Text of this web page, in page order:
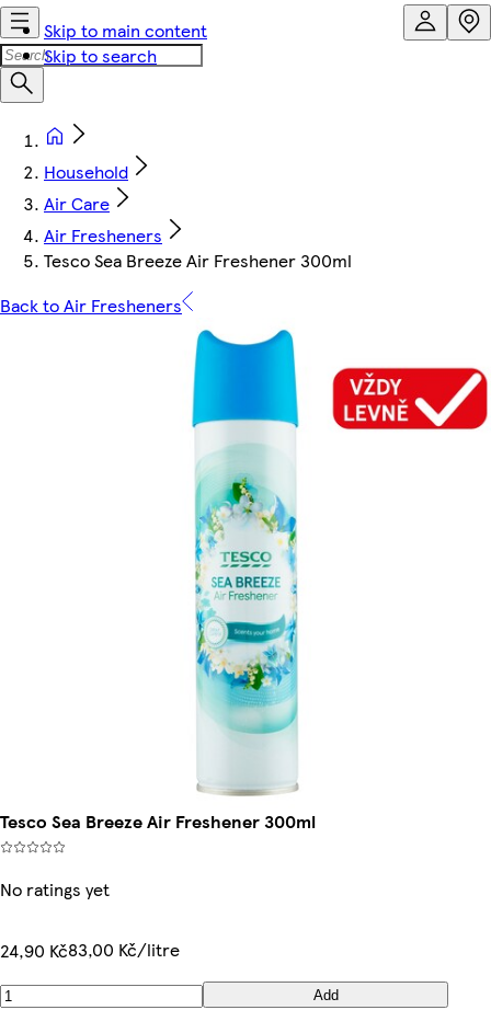
Skip to main content
Skip to search
Household
Air Care
Air Fresheners
Tesco Sea Breeze Air Freshener 300ml
Back to Air Fresheners
Tesco Sea Breeze Air Freshener 300ml
No ratings yet
24,90 Kč83,00 Kč/litre
Add